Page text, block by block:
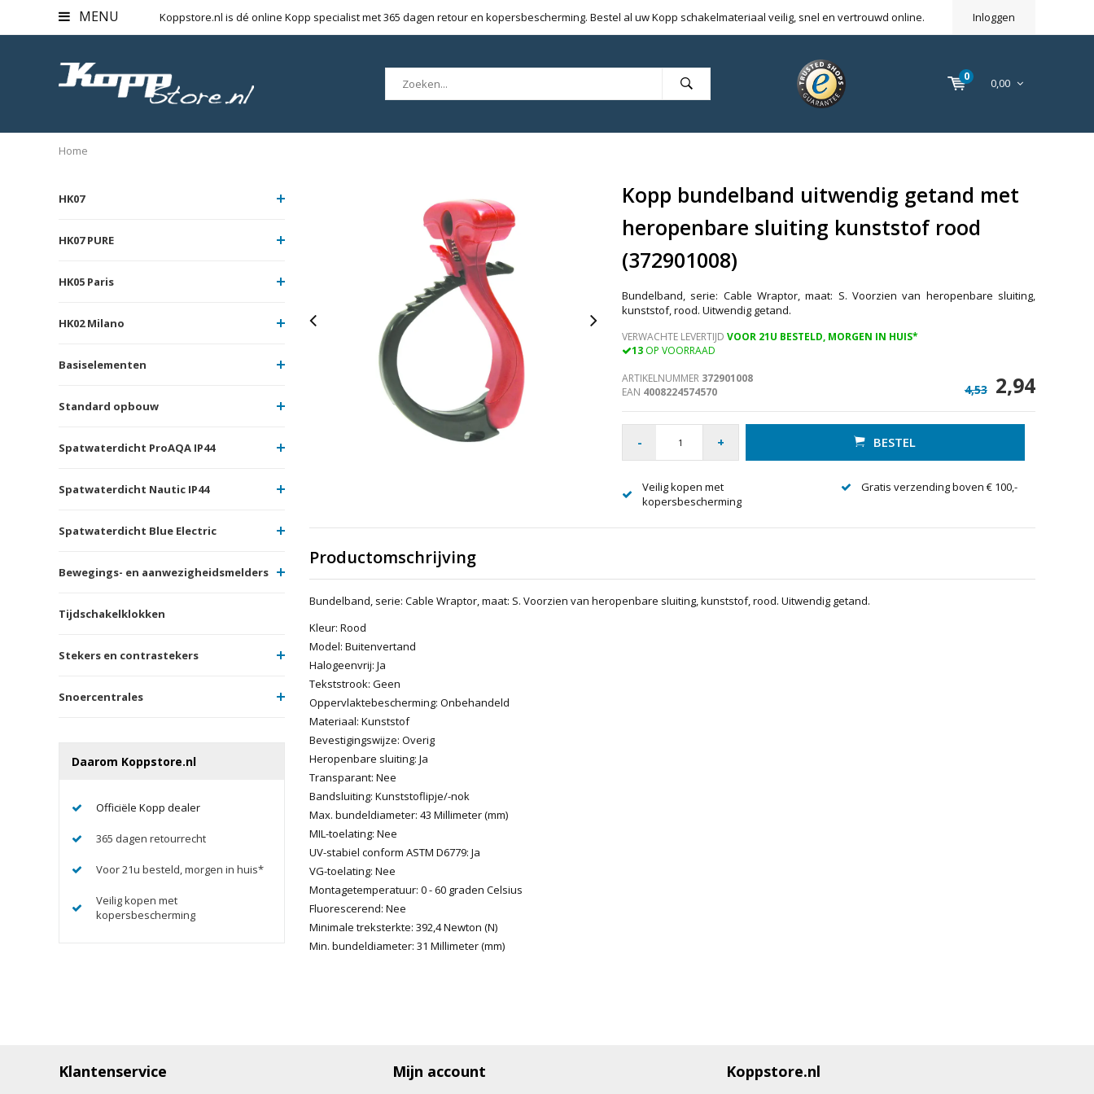
MENU Koppstore.nl is dé online Kopp specialist met 365 dagen retour en kopersbescherming. Bestel al uw Kopp schakelmateriaal veilig, snel en vertrouwd online. Inloggen
0 0,00
Home
HK07
HK07 PURE
HK05 Paris
HK02 Milano
Basiselementen
Standard opbouw
Spatwaterdicht ProAQA IP44
Spatwaterdicht Nautic IP44
Spatwaterdicht Blue Electric
Bewegings- en aanwezigheidsmelders
Tijdschakelklokken
Stekers en contrastekers
Snoercentrales
Daarom Koppstore.nl
Officiële Kopp dealer
365 dagen retourrecht
Voor 21u besteld, morgen in huis*
Veilig kopen met
kopersbescherming
Kopp bundelband uitwendig getand met
heropenbare sluiting kunststof rood
(372901008)
Bundelband, serie: Cable Wraptor, maat: S. Voorzien van heropenbare sluiting,
kunststof, rood. Uitwendig getand.
VERWACHTE LEVERTIJD VOOR 21U BESTELD, MORGEN IN HUIS*
13OP VOORRAAD
ARTIKELNUMMER 372901008
EAN 4008224574570 4,53 2,94
- + BESTEL
Veilig kopen met
kopersbescherming
Gratis verzending boven € 100,-
Productomschrijving
Bundelband, serie: Cable Wraptor, maat: S. Voorzien van heropenbare sluiting, kunststof, rood. Uitwendig getand.
Kleur: Rood
Model: Buitenvertand
Halogeenvrij: Ja
Tekststrook: Geen
Oppervlaktebescherming: Onbehandeld
Materiaal: Kunststof
Bevestigingswijze: Overig
Heropenbare sluiting: Ja
Transparant: Nee
Bandsluiting: Kunststoflipje/-nok
Max. bundeldiameter: 43 Millimeter (mm)
MIL-toelating: Nee
UV-stabiel conform ASTM D6779: Ja
VG-toelating: Nee
Montagetemperatuur: 0 - 60 graden Celsius
Fluorescerend: Nee
Minimale treksterkte: 392,4 Newton (N)
Min. bundeldiameter: 31 Millimeter (mm)
Klantenservice Mijn account Koppstore.nl